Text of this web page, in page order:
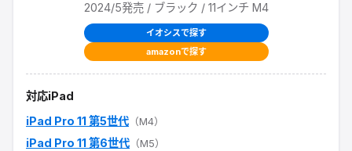
2024/5発売/ ブラック / 11インチ M4
イオシスで探す
amazonで探す
対応iPad
iPad Pro 11 第5世代 （M4）
iPad Pro 11 第6世代 （M5）